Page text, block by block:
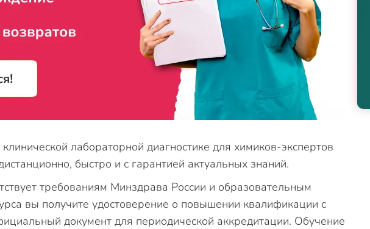
лабораторной диагностике для химиков-экспертов
быстро и с гарантией актуальных знаний.
требованиям Минздрава России и образовательным
вы получите удостоверение о повышении квалификации с
документ для периодической аккредитации. Обучение